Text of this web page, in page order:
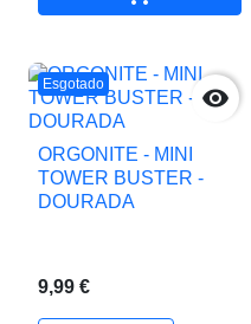
Esgotado 
ORGONITE - MINI
TOWER BUSTER -
DOURADA
9,99 €